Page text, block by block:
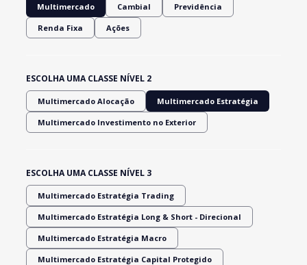
Multimercado Cambial Previdência
Renda Fixa Ações
ESCOLHA UMA CLASSE NÍVEL 2
Multimercado Alocação Multimercado Estratégia
Multimercado Investimento no Exterior
ESCOLHA UMA CLASSE NÍVEL 3
Multimercado Estratégia Trading
Multimercado Estratégia Long & Short - Direcional
Multimercado Estratégia Macro
Multimercado Estratégia Capital Protegido